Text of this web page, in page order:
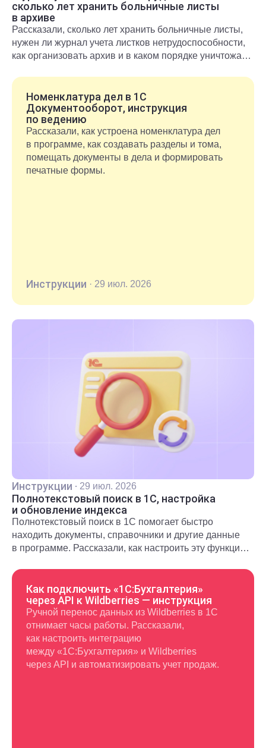
сколько лет хранить больничные листы
в архиве
Рассказали, сколько лет хранить больничные листы,
нужен ли журнал учета листков нетрудоспособности,
как организовать архив и в каком порядке уничтожать
Номенклатура дел в 1С
Документооборот, инструкция
по ведению
Рассказали, как устроена номенклатура дел
в программе, как создавать разделы и тома,
помещать документы в дела и формировать
печатные формы.
Инструкции · 29 июл. 2026
Инструкции · 29 июл. 2026
Полнотекстовый поиск в 1С, настройка
и обновление индекса
Полнотекстовый поиск в 1С помогает быстро
находить документы, справочники и другие данные
в программе. Рассказали, как настроить эту функцию
Как подключить «1С:Бухгалтерия»
через API к Wildberries — инструкция
Ручной перенос данных из Wildberries в 1С
отнимает часы работы. Рассказали,
как настроить интеграцию
между «1С:Бухгалтерия» и Wildberries
через API и автоматизировать учет продаж.